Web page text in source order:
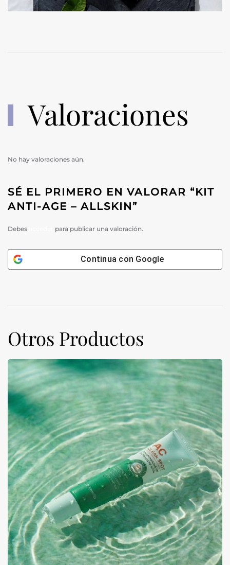
Valoraciones
No hay valoraciones aún.
SÉ EL PRIMERO EN VALORAR “KIT
ANTI-AGE – ALLSKIN”
Debes para publicar una valoración.
Continua con Google
Otros Productos